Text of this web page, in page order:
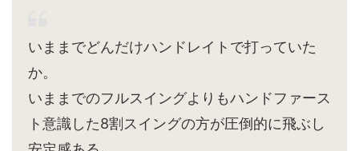
いままでどんだけハンドレイトで打っていた
か。
いままでのフルスイングよりもハンドファース
ト意識した8割スイングの方が圧倒的に飛ぶし